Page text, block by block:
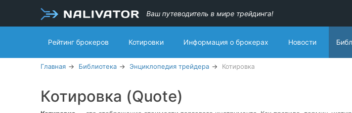
Ваш путеводитель в мире трейдинга!
Рейтинг брокеров Котировки Информация о брокерах Новости
Главная Библиотека Энциклопедия трейдера Котировка
Котировка (Quote)